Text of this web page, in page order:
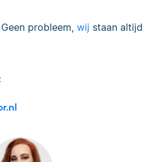
probleem, wij staan altijd